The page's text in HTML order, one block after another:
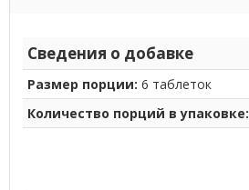
Сведения о добавке
Размер порции: 6 таблеток
Количество порций в упаковке: